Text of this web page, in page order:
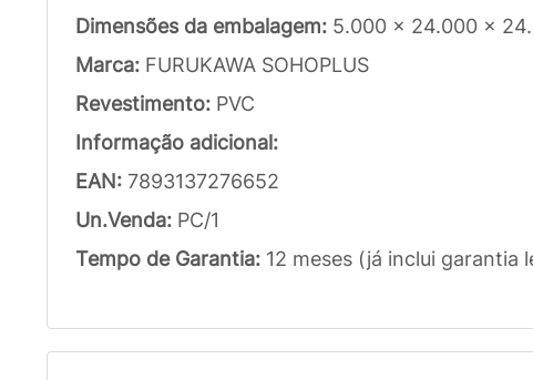
Dimensões da embalagem: 5.000 x 24.000 x
Marca: FURUKAWA SOHOPLUS
Revestimento: PVC
Informação adicional:
EAN: 7893137276652
Un.Venda: PC/1
Tempo de Garantia: 12 meses (já inclui garantia